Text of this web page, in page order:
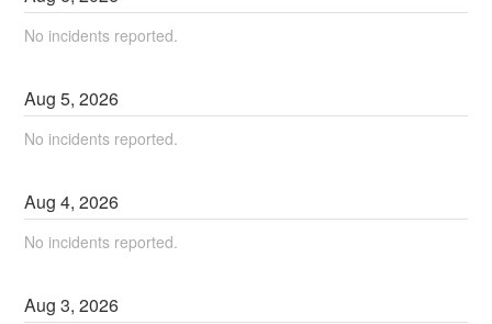
No incidents reported.
Aug5,2026
No incidents reported.
Aug4,2026
No incidents reported.
Aug3,2026